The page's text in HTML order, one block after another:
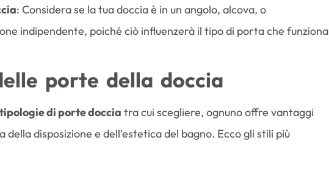
: Considera se la tua doccia è in un angolo, alcova, o
indipendente, poiché ciò influenzerà il tipo di porta che funziona
porte della doccia
tipologie di porte doccia tra cui scegliere, ognuno offre vantaggi
della disposizione e dell'estetica del bagno. Ecco gli stili più